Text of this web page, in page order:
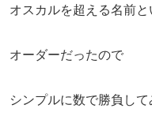
オスカルを超える名前と
オーダーだったので
シンプルに数で勝負して